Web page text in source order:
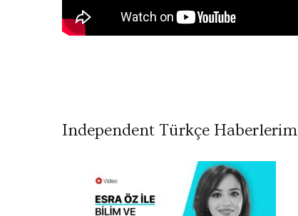
Independent Türkçe Haberlerim